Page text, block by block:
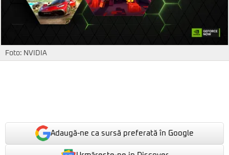
Foto: NVIDIA
Adaugă-ne ca sursă preferată în Google